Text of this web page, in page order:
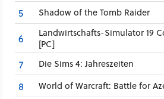
5 Shadow of the Tomb Raider
6
Landwirtschafts-Simulator 19
[PC]
7 Die Sims 4: Jahreszeiten
8 World of Warcraft: Battle for